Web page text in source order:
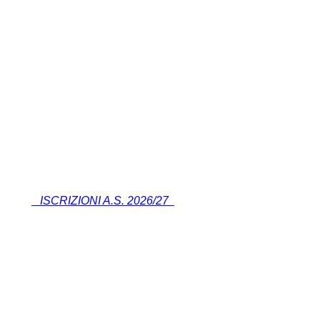
ISCRIZIONI A.S. 2026/27